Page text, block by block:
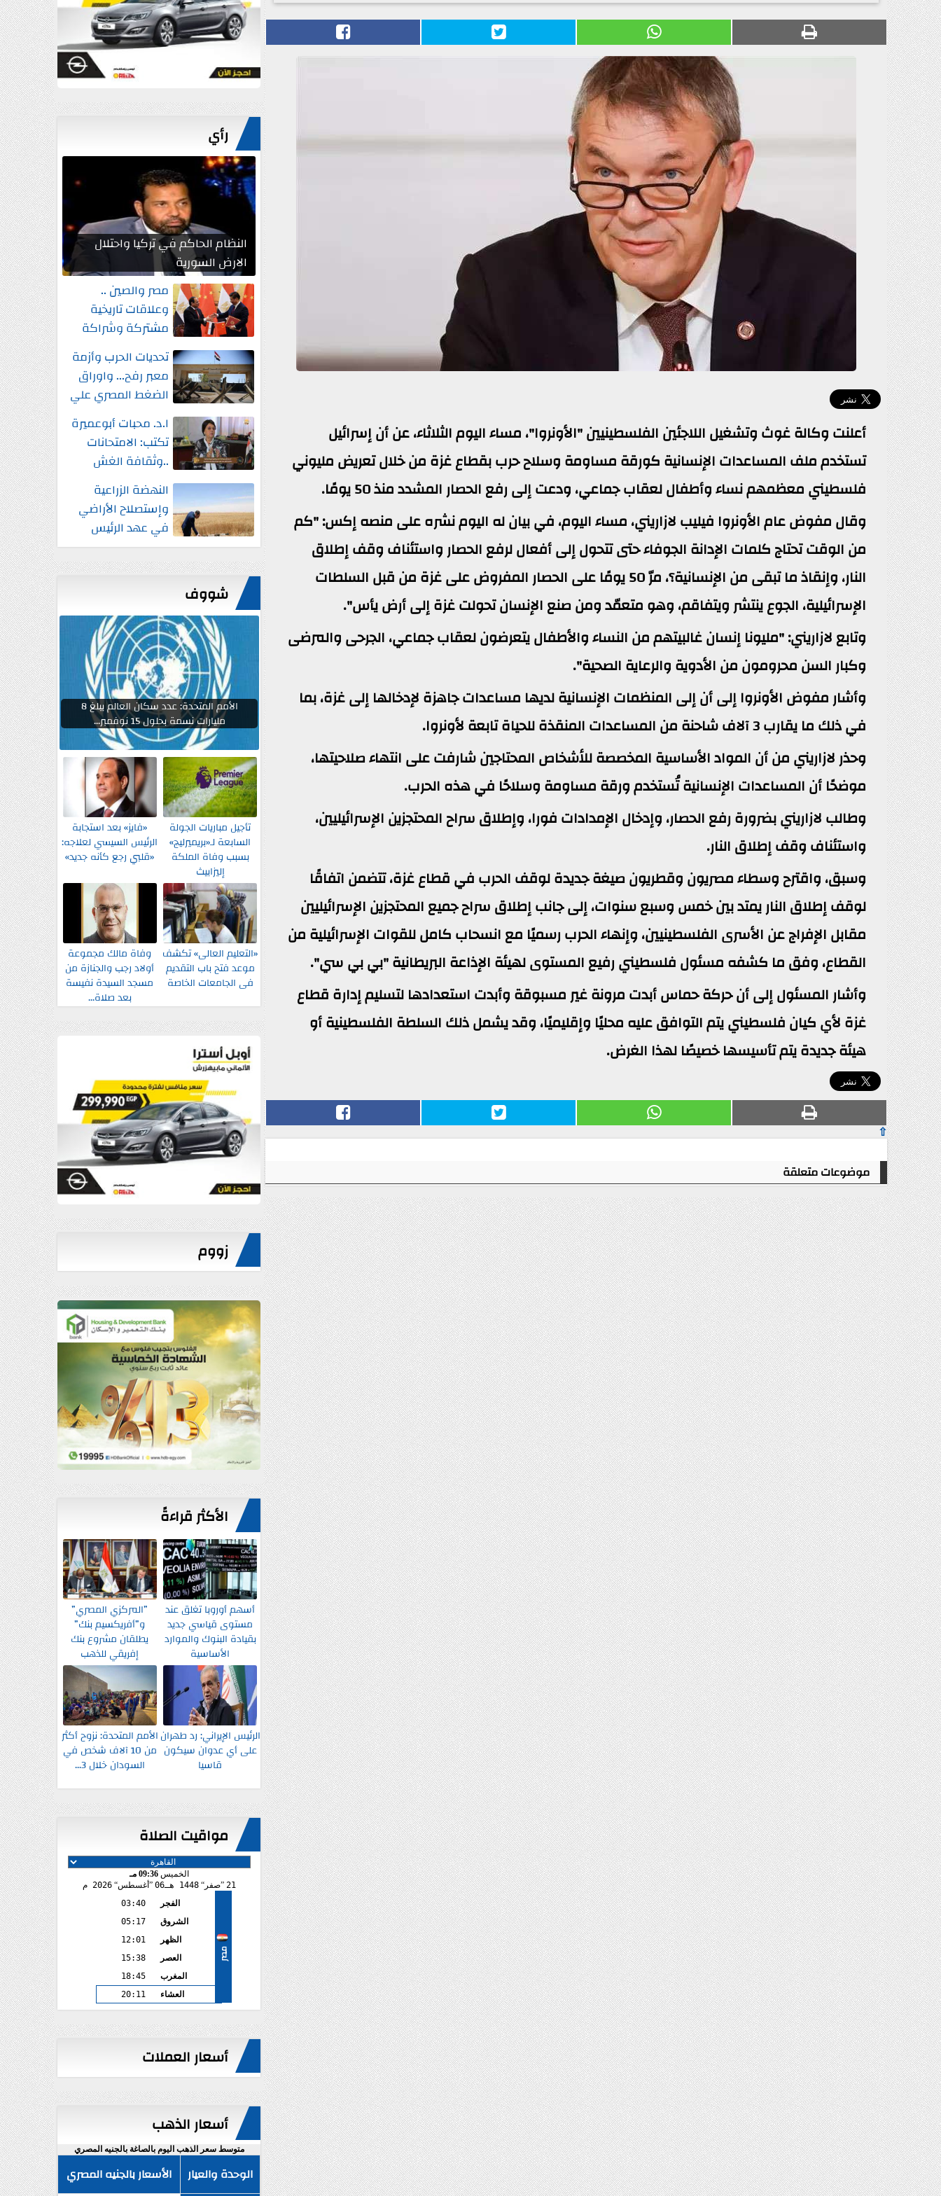
أعلنت وكالة غوث وتشغيل اللاجئين الفلسطينيين "الأونروا"، مساء اليوم الثلاثاء، عن أن إسرائيل
تستخدم ملف المساعدات الإنسانية كورقة مساومة وسلاح حرب بقطاع غزة من خلال تعريض مليوني
فلسطيني معظمهم نساء وأطفال لعقاب جماعي، ودعت إلى رفع الحصار المشدد منذ 50 يومًا.
وقال مفوض عام الأونروا فيليب لازاريني، مساء اليوم، في بيان له اليوم نشره على منصه إكس: "كم
من الوقت تحتاج كلمات الإدانة الجوفاء حتى تتحول إلى أفعال لرفع الحصار واستئناف وقف إطلاق
النار، وإنقاذ ما تبقى من الإنسانية؟، مرّ 50 يومًا على الحصار المفروض على غزة من قبل السلطات
الإسرائيلية، الجوع ينتشر ويتفاقم، وهو متعمّد ومن صنع الإنسان تحولت غزة إلى أرض يأس".
وتابع لازاريني: "مليونا إنسان غالبيتهم من النساء والأطفال يتعرضون لعقاب جماعي، الجرحى والمرضى
وكبار السن محرومون من الأدوية والرعاية الصحية".
وأشار مفوض الأونروا إلى أن إلى المنظمات الإنسانية لديها مساعدات جاهزة لإدخالها إلى غزة، بما
في ذلك ما يقارب 3 آلاف شاحنة من المساعدات المنقذة للحياة تابعة لأونروا.
وحذر لازاريني من أن المواد الأساسية المخصصة للأشخاص المحتاجين شارفت على انتهاء صلاحيتها،
موضحًا أن المساعدات الإنسانية تُستخدم ورقة مساومة وسلاحًا في هذه الحرب.
وطالب لازاريني بضرورة رفع الحصار، وإدخال الإمدادات فورا، وإطلاق سراح المحتجزين الإسرائيليين،
واستئناف وقف إطلاق النار.
وسبق، واقترح وسطاء مصريون وقطريون صيغة جديدة لوقف الحرب في قطاع غزة، تتضمن اتفاقًا
لوقف إطلاق النار يمتد بين خمس وسبع سنوات، إلى جانب إطلاق سراح جميع المحتجزين الإسرائيليين
مقابل الإفراج عن الأسرى الفلسطينيين، وإنهاء الحرب رسميًا مع انسحاب كامل للقوات الإسرائيلية من
القطاع، وفق ما كشفه مسئول فلسطيني رفيع المستوى لهيئة الإذاعة البريطانية "بي بي سي".
وأشار المسئول إلى أن حركة حماس أبدت مرونة غير مسبوقة وأبدت استعدادها لتسليم إدارة قطاع
غزة لأي كيان فلسطيني يتم التوافق عليه محليًا وإقليميًا، وقد يشمل ذلك السلطة الفلسطينية أو
هيئة جديدة يتم تأسيسها خصيصًا لهذا الغرض.
⇧
موضوعات متعلقة
رأي
النظام الحاكم في تركيا واحتلال
الارض السورية
مصر والصين ..
وعلاقات تاريخية
مشتركة وشراكة
إستراتيجية شاملة
واستثمارات جديدةتحديات الحرب وأزمة
معبر رفح... واوراق
الضغط المصري علي
ا.د. محبات أبوعميرة
تكتب: الامتحانات
..وثقافة الغش
النهضة الزراعية
وإستصلاح الأراضي
في عهد الرئيس
السيسي
شووف
الأمم المتحدة: عدد سكان العالم يبلغ 8
مليارات نسمة بحلول 15 نوفمبر...
تأجيل مباريات الجولة
السابعة لـ«بريميرليج»
بسبب وفاة الملكة
إليزابيث
«فايز» بعد استجابة
الرئيس السيسي لعلاجه:
«قلبي رجع كأنه جديد»
«التعليم العالى» تكشف
موعد فتح باب التقديم
فى الجامعات الخاصة
وفاة مالك مجموعة
أولاد رجب والجنازة من
مسجد السيدة نفيسة
بعد صلاة...
زووم
الأكثر قراءةً
أسهم أوروبا تغلق عند
مستوى قياسي جديد
بقيادة البنوك والموارد
الأساسية
”المركزي المصري”
و”أفريكسيم بنك”
يطلقان مشروع بنك
إفريقي للذهب
الرئيس الإيراني: رد طهران
على أي عدوان سيكون
قاسيا
الأمم المتحدة: نزوح أكثر
من 10 آلاف شخص في
السودان خلال 3...
مواقيت الصلاة
الخميس09:36 مـ
21
صفر 1448 هـ 06 أغسطس 2026 م
مصر
الفجر
03:40
الشروق
05:17
الظهر
12:01
العصر
15:38
المغرب
18:45
العشاء
20:11
أسعار العملات
أسعار الذهب
متوسط سعر الذهب اليوم بالصاغة بالجنيه المصري
الوحدة والعيار الأسعار بالجنيه المصري